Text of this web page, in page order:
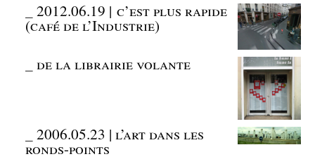
_2012.06.19 | c’est plus rapide
(café de l’Industrie)
_de la librairie volante
_2006.05.23 | l’art dans les
ronds-points